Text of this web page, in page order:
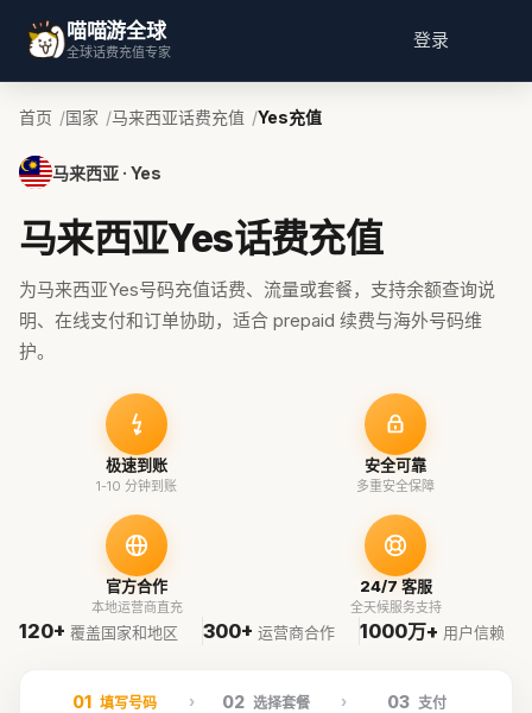
喵喵游全球
全球话费充值专家
登录
首页 国家 马来西亚话费充值 Yes充值
马来西亚 · Yes
马来西亚Yes话费充值
为马来西亚Yes号码充值话费、流量或套餐，支持余额查询说
明、在线支付和订单协助，适合 prepaid 续费与海外号码维
护。
极速到账
1-10 分钟到账
安全可靠
多重安全保障
官方合作
本地运营商直充
24/7 客服
全天候服务支持
120+ 覆盖国家和地区 300+ 运营商合作 1000万+ 用户信赖
01 填写号码 02 选择套餐 03 支付